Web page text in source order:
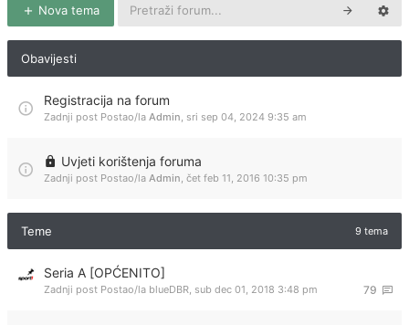
Nova tema
Obavijesti
Registracija na forum
Zadnji post Postao/la Admin, sri sep 04, 2024 9:35 am
Uvjeti korištenja foruma
Zadnji post Postao/la Admin, čet feb 11, 2016 10:35 pm
Teme 9 tema
Seria A [OPĆENITO]
79
Zadnji post Postao/la blueDBR, sub dec 01, 2018 3:48 pm